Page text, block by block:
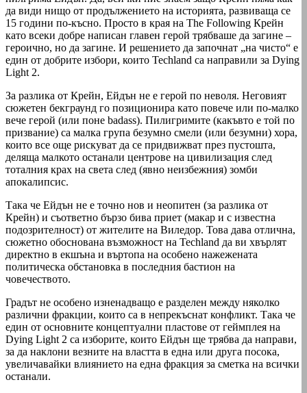
да види нищо от продължението на историята, развиваща се
15 години по-късно. Просто в края на The Following Крейн
като всеки добре написан главен герой трябваше да загине –
героично, но да загине. И решението да започнат „на чисто“ е
един от добрите избори, които Techland са направили за Dying
Light 2.
За разлика от Крейн, Ейдън не е герой по неволя. Неговият
сюжетен бекграунд го позиционира като повече или по-малко
вече герой (или поне badass). Пилигримите (какъвто е той по
призвание) са малка група безумно смели (или безумни) хора,
които все още рискуват да се придвижват през пустошта,
деляща малкото останали центрове на цивилизация след
тоталния крах на света след (явно неизбежния) зомби
апокалипсис.
Така че Ейдън не е точно нов и неопитен (за разлика от
Крейн) и съответно бързо бива приет (макар и с известна
подозрителност) от жителите на Виледор. Това дава отлична,
сюжетно обоснована възможност на Techland да ви хвърлят
директно в екшъна и въртопа на особено нажежената
политическа обстановка в последния бастион на
човечеството.
Градът не особено изненадващо е разделен между няколко
различни фракции, които са в непрекъснат конфликт. Така че
един от основните концептуални пластове от геймплея на
Dying Light 2 са изборите, които Ейдън ще трябва да направи,
за да наклони везните на властта в една или друга посока,
увеличавайки влиянието на една фракция за сметка на всички
останали.